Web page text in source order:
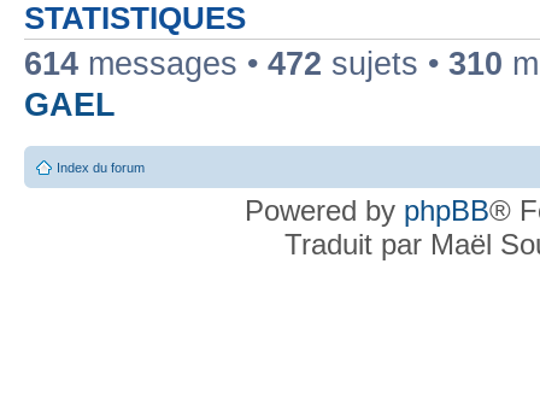
STATISTIQUES
614 messages • 472 sujets • 310
GAEL
Index du forum
Powered by phpBB®
Traduit par Maël